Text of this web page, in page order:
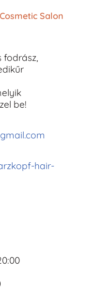
Salon
fodrász,
be!
hair-